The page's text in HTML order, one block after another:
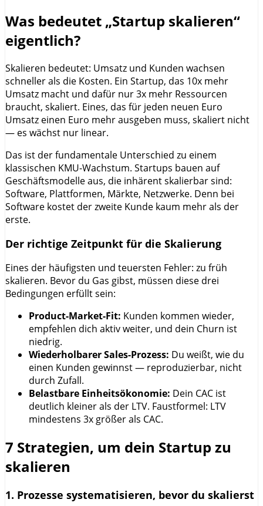
Was bedeutet „Startup skalieren“
eigentlich?
Skalieren bedeutet: Umsatz und Kunden wachsen
schneller als die Kosten. Ein Startup, das 10x mehr
Umsatz macht und dafür nur 3x mehr Ressourcen
braucht, skaliert. Eines, das für jeden neuen Euro
Umsatz einen Euro mehr ausgeben muss, skaliert nicht
— es wächst nur linear.
Das ist der fundamentale Unterschied zu einem
klassischen KMU-Wachstum. Startups bauen auf
Geschäftsmodelle aus, die inhärent skalierbar sind:
Software, Plattformen, Märkte, Netzwerke. Denn bei
Software kostet der zweite Kunde kaum mehr als der
erste.
Der richtige Zeitpunkt für die Skalierung
Eines der häufigsten und teuersten Fehler: zu früh
skalieren. Bevor du Gas gibst, müssen diese drei
Bedingungen erfüllt sein:
Product-Market-Fit: Kunden kommen wieder,
empfehlen dich aktiv weiter, und dein Churn ist
niedrig.
Wiederholbarer Sales-Prozess: Du weißt, wie du
einen Kunden gewinnst — reproduzierbar, nicht
durch Zufall.
Belastbare Einheitsökonomie: Dein CAC ist
deutlich kleiner als der LTV. Faustformel: LTV
mindestens 3x größer als CAC.
7 Strategien, um dein Startup zu
skalieren
1. Prozesse systematisieren, bevor du skalierst